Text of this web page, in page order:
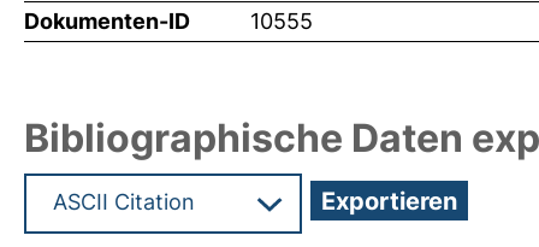
Dokumenten-ID 10555
Bibliographische Daten